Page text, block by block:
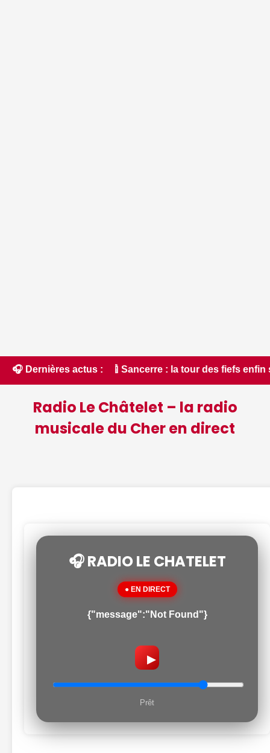
🎧 Dernières actus :
• 📰 Sancerre : la tour des fiefs enfin sauvée -
Radio Le Châtelet – la radio
musicale du Cher en direct
🎧 RADIO LE CHATELET
● EN DIRECT
{"message":"Not Found"}
▶
Prêt